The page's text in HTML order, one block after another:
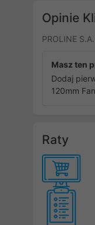
Opinie
PROLINE
Masz ten
Dodaj
120mm
Raty